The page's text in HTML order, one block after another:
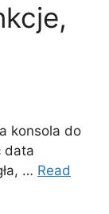
konsola do
data
… Read